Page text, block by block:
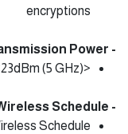
encryptions
- Transmission Power
<20dBm (2.4 GHz), <23dBm (5 GHz)
- Wireless Schedule
Schedule